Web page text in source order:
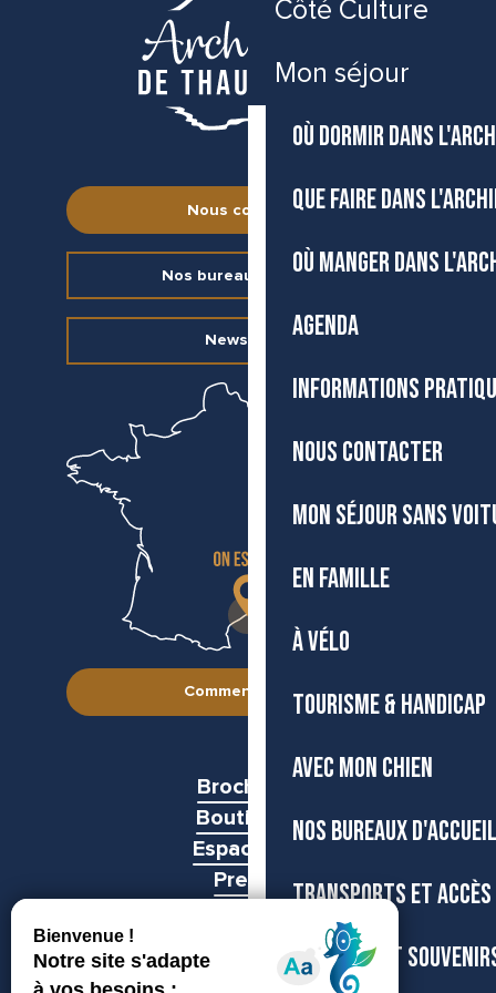
Côté Culture
Mon séjour
OÙ DORMIR DANS
QUE FAIRE DANS
OÙ MANGER DANS
AGENDA
INFORMATIONS
NOUS CONTACTER
MON SÉJOUR SANS
EN FAMILLE
À VÉLO
TOURISME & HANDICAP
AVEC MON CHIEN
NOS BUREAUX D'ACCUEIL
TRANSPORTS ET ACCÈS
BOUTIQUE ET
JARDIN ANTIQUE MÉDITERRANÉEN
DOMAINE DE BELLE MARE
DU VENT DANS LES HAUBANS
Nous contacter
Nos bureaux d’accueil
Newsletter
Comment venir ?
Brochures
Boutiques
Espace pro
Presse